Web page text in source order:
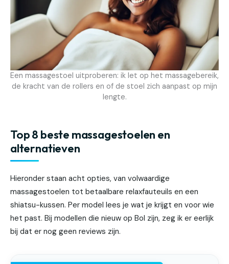
Een massagestoel uitproberen: ik let op het massagebereik,
de kracht van de rollers en of de stoel zich aanpast op mijn
lengte.
Top 8 beste massagestoelen en
alternatieven
Hieronder staan acht opties, van volwaardige
massagestoelen tot betaalbare relaxfauteuils en een
shiatsu-kussen. Per model lees je wat je krijgt en voor wie
het past. Bij modellen die nieuw op Bol zijn, zeg ik er eerlijk
bij dat er nog geen reviews zijn.